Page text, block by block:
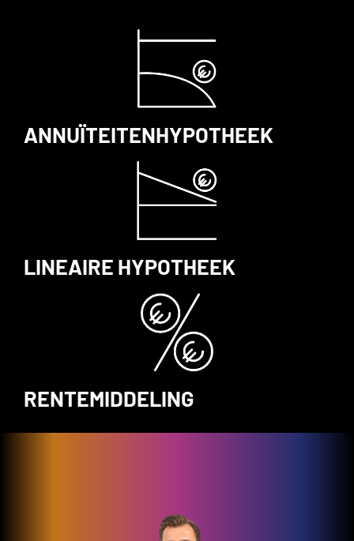
ANNUÏTEITENHYPOTHEEK
LINEAIRE HYPOTHEEK
RENTEMIDDELING